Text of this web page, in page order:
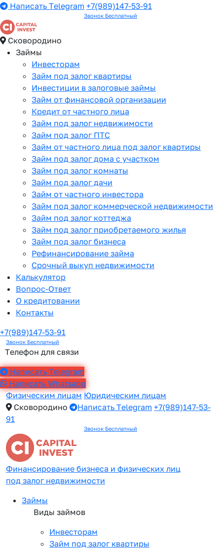
Написать Telegram +7(989)147-53-91
Звонок Бесплатный
Сковородино
Займы
Инвесторам
Займ под залог квартиры
Инвестиции в залоговые займы
Займ от финансовой организации
Кредит от частного лица
Займ под залог недвижимости
Займ под залог ПТС
Займ от частного лица под залог квартиры
Займ под залог дома с участком
Займ под залог комнаты
Займ под залог дачи
Займ от частного инвестора
Займ под залог коммерческой недвижимости
Займ под залог коттеджа
Займ под залог приобретаемого жилья
Займ под залог бизнеса
Рефинансирование займа
Срочный выкуп недвижимости
Калькулятор
Вопрос-Ответ
О кредитовании
Контакты
+7(989)147-53-91
Звонок Бесплатный
Телефон для связи
Написать Telegram
Написать Whatsapp
Физическим лицам Юридическим лицам
Сковородино
Написать Telegram +7(989)147-53-
91
Звонок Бесплатный
Финансирование бизнеса и физических лиц
под залог недвижимости
Займы
Виды займов
Инвесторам
Займ под залог квартиры